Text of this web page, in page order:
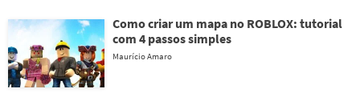
Como criar um mapa no ROBLOX: tutorial
com 4 passos simples
Maurício Amaro